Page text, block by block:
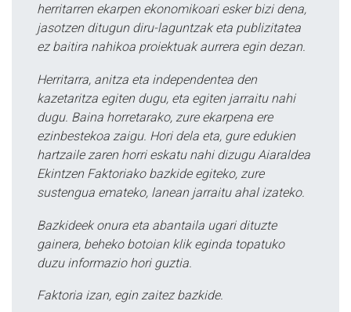
herritarren ekarpen ekonomikoari esker bizi dena,
jasotzen ditugun diru-laguntzak eta publizitatea
ez baitira nahikoa proiektuak aurrera egin dezan.
Herritarra, anitza eta independentea den
kazetaritza egiten dugu, eta egiten jarraitu nahi
dugu. Baina horretarako, zure ekarpena ere
ezinbestekoa zaigu. Hori dela eta, gure edukien
hartzaile zaren horri eskatu nahi dizugu Aiaraldea
Ekintzen Faktoriako bazkide egiteko, zure
sustengua emateko, lanean jarraitu ahal izateko.
Bazkideek onura eta abantaila ugari dituzte
gainera, beheko botoian klik eginda topatuko
duzu informazio hori guztia.
Faktoria izan, egin zaitez bazkide.